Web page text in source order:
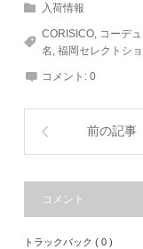
入荷情報
CORISICO コーデ
名 ,福岡セレクトシ
コメント:0
前の記事
コメント
トラックバック ( 0 )